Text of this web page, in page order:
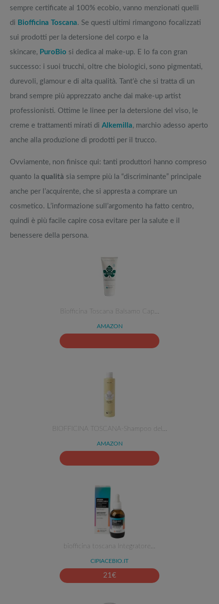
sempre certificate al 100% ecobio, vanno menzionati quelli
di Biofficina Toscana. Se questi ultimi rimangono focalizzati
sui prodotti per la detersione del corpo e la
skincare, PuroBio si dedica al make-up. E lo fa con gran
successo: i suoi trucchi, oltre che biologici, sono pigmentati,
durevoli, glamour e di alta qualità. Tant’è che si tratta di un
brand sempre più apprezzato anche dai make-up artist
professionisti. Ottime le linee per la detersione del viso, le
creme e trattamenti mirati di Alkemilla, marchio adesso aperto
anche alla produzione di prodotti per il trucco.
Ovviamente, non finisce qui: tanti produttori hanno compreso
quanto la qualità sia sempre più la “discriminante” principale
anche per l’acquirente, che si appresta a comprare un
cosmetico. L’informazione sull’argomento ha fatto centro,
quindi è più facile capire cosa evitare per la salute e il
benessere della persona.
Biofficina Toscana Balsamo Cap…
AMAZON
BIOFFICINA TOSCANA-Shampoo del…
AMAZON
biofficina toscana Integratore…
CIPIACEBIO.IT
21 €